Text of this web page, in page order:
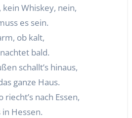
kein Whiskey, nein,
es sein.
ob kalt,
bald.
schallt’s hinaus,
ganze Haus.
nach Essen,
Hessen.